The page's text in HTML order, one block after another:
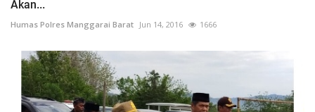
Akan...
Humas Polres Manggarai Barat Jun 14, 2016 1666